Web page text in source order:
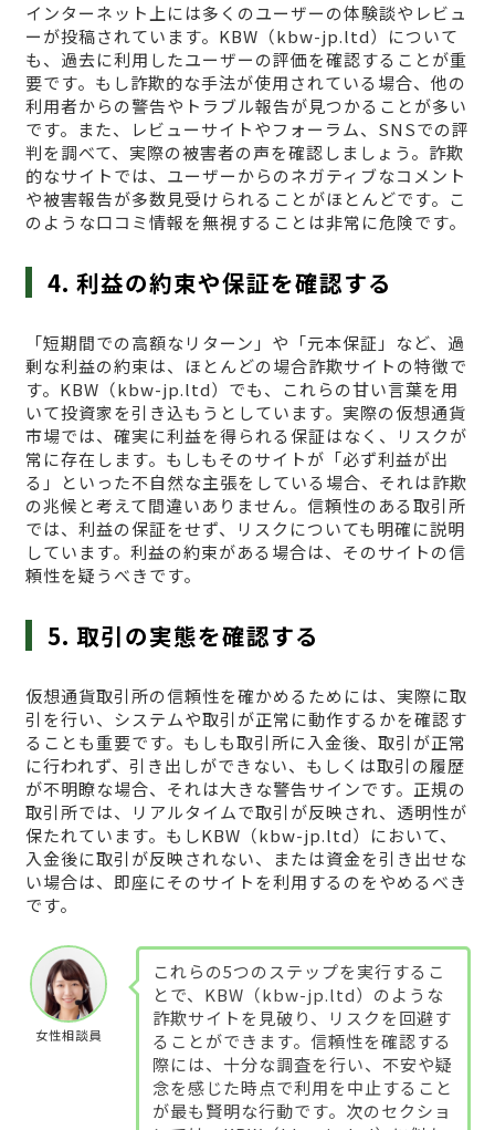
インターネット上には多くのユーザーの体験談やレビュ
ーが投稿されています。KBW（kbw-jp.ltd）について
も、過去に利用したユーザーの評価を確認することが重
要です。もし詐欺的な手法が使用されている場合、他の
利用者からの警告やトラブル報告が見つかることが多い
です。また、レビューサイトやフォーラム、SNSでの評
判を調べて、実際の被害者の声を確認しましょう。詐欺
的なサイトでは、ユーザーからのネガティブなコメント
や被害報告が多数見受けられることがほとんどです。こ
のような口コミ情報を無視することは非常に危険です。
4. 利益の約束や保証を確認する
「短期間での高額なリターン」や「元本保証」など、過
剰な利益の約束は、ほとんどの場合詐欺サイトの特徴で
す。KBW（kbw-jp.ltd）でも、これらの甘い言葉を用
いて投資家を引き込もうとしています。実際の仮想通貨
市場では、確実に利益を得られる保証はなく、リスクが
常に存在します。もしもそのサイトが「必ず利益が出
る」といった不自然な主張をしている場合、それは詐欺
の兆候と考えて間違いありません。信頼性のある取引所
では、利益の保証をせず、リスクについても明確に説明
しています。利益の約束がある場合は、そのサイトの信
頼性を疑うべきです。
5. 取引の実態を確認する
仮想通貨取引所の信頼性を確かめるためには、実際に取
引を行い、システムや取引が正常に動作するかを確認す
ることも重要です。もしも取引所に入金後、取引が正常
に行われず、引き出しができない、もしくは取引の履歴
が不明瞭な場合、それは大きな警告サインです。正規の
取引所では、リアルタイムで取引が反映され、透明性が
保たれています。もしKBW（kbw-jp.ltd）において、
入金後に取引が反映されない、または資金を引き出せな
い場合は、即座にそのサイトを利用するのをやめるべき
です。
女性相談員
これらの5つのステップを実行するこ
とで、KBW（kbw-jp.ltd）のような
詐欺サイトを見破り、リスクを回避す
ることができます。信頼性を確認する
際には、十分な調査を行い、不安や疑
念を感じた時点で利用を中止すること
が最も賢明な行動です。次のセクショ